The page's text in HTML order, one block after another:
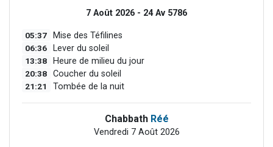
7 Août 2026 - 24 Av 5786
05:37 Mise des Téfilines
06:36 Lever du soleil
13:38 Heure de milieu du jour
20:38 Coucher du soleil
21:21 Tombée de la nuit
Chabbath Réé
Vendredi 7 Août 2026